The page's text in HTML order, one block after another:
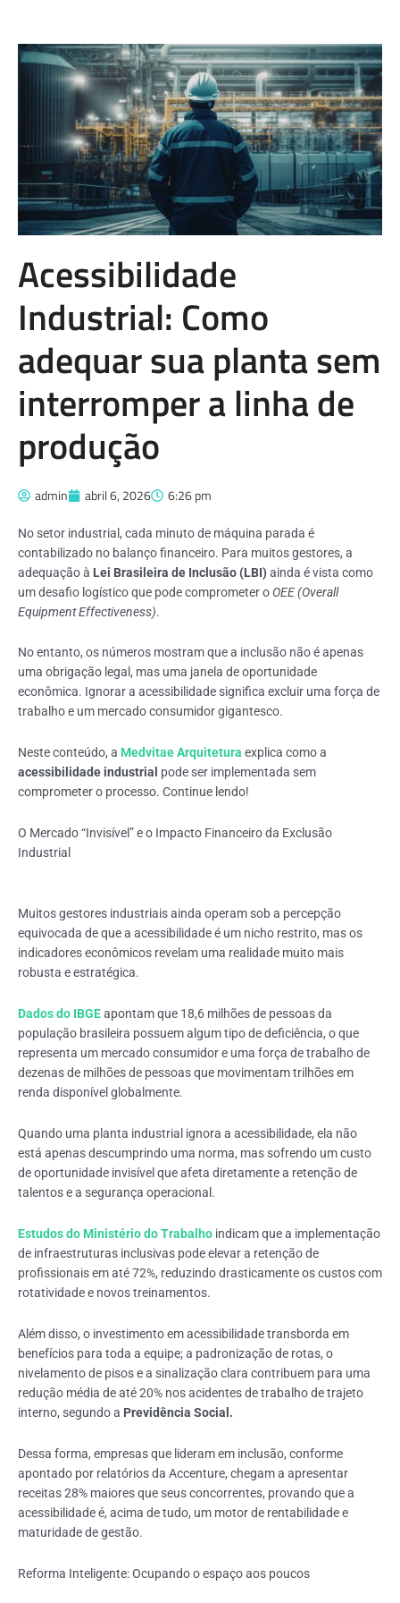
Acessibilidade
Industrial: Como
adequar sua planta sem
interromper a linha de
produção
admin abril 6, 2026 6:26 pm
No setor industrial, cada minuto de máquina parada é
contabilizado no balanço financeiro. Para muitos gestores, a
adequação à Lei Brasileira de Inclusão (LBI)ainda é vista como
um desafio logístico que pode comprometer o OEE (Overall
Equipment Effectiveness).
No entanto, os números mostram que a inclusão não é apenas
uma obrigação legal, mas uma janela de oportunidade
econômica. Ignorar a acessibilidade significa excluir uma força de
trabalho e um mercado consumidor gigantesco.
Neste conteúdo, a Medvitae Arquitetura explica como a
acessibilidade industrial pode ser implementada sem
comprometer o processo. Continue lendo!
O Mercado “Invisível” e o Impacto Financeiro da Exclusão
Industrial
Muitos gestores industriais ainda operam sob a percepção
equivocada de que a acessibilidade é um nicho restrito, mas os
indicadores econômicos revelam uma realidade muito mais
robusta e estratégica.
Dados do IBGEapontam que 18,6 milhões de pessoas da
população brasileira possuem algum tipo de deficiência, o que
representa um mercado consumidor e uma força de trabalho de
dezenas de milhões de pessoas que movimentam trilhões em
renda disponível globalmente.
Quando uma planta industrial ignora a acessibilidade, ela não
está apenas descumprindo uma norma, mas sofrendo um custo
de oportunidade invisível que afeta diretamente a retenção de
talentos e a segurança operacional.
Estudos do Ministério do Trabalho indicam que a implementação
de infraestruturas inclusivas pode elevar a retenção de
profissionais em até 72%, reduzindo drasticamente os custos com
rotatividade e novos treinamentos.
Além disso, o investimento em acessibilidade transborda em
benefícios para toda a equipe; a padronização de rotas, o
nivelamento de pisos e a sinalização clara contribuem para uma
redução média de até 20% nos acidentes de trabalho de trajeto
interno, segundo a Previdência Social.
Dessa forma, empresas que lideram em inclusão, conforme
apontado por relatórios da Accenture, chegam a apresentar
receitas 28% maiores que seus concorrentes, provando que a
acessibilidade é, acima de tudo, um motor de rentabilidade e
maturidade de gestão.
Reforma Inteligente: Ocupando o espaço aos poucos